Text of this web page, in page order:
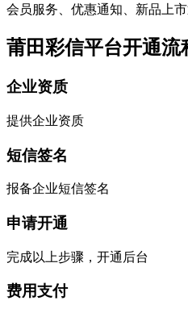
会员服务、优惠通知、新品上
莆田彩信平台开通流
企业资质
提供企业资质
短信签名
报备企业短信签名
申请开通
完成以上步骤，开通后台
费用支付